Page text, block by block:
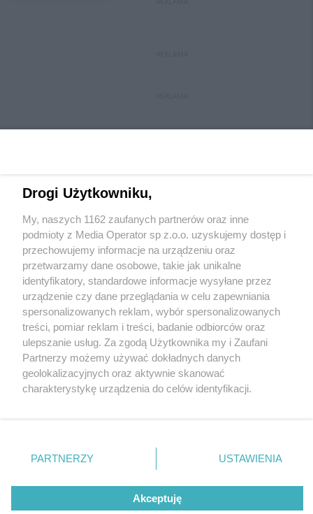
Wydawca mediówlokalnych
Nie zapomnij
zapoznać się z:
polityką prywatności regulamin korzystania z portali
Twojemiasto
Piekary Śląskie
Chorzów
Tarnowskie Góry
Gliwice
Skontakuj sięz nami
Kontakt
Wydawca
Redakcja
Drogi Użytkowniku,
My, naszych 1162 zaufanych partnerów oraz inne
podmioty z Media Operator sp z.o.o. uzyskujemy dostęp i
przechowujemy informacje na urządzeniu oraz
przetwarzamy dane osobowe, takie jak unikalne
identyfikatory, standardowe informacje wysyłane przez
urządzenie czy dane przeglądania w celu zapewniania
spersonalizowanych reklam, wybór spersonalizowanych
treści, pomiar reklam i treści, badanie odbiorców oraz
ulepszanie usług. Za zgodą Użytkownika my i Zaufani
Partnerzy możemy używać dokładnych danych
geolokalizacyjnych oraz aktywnie skanować
charakterystykę urządzenia do celów identyfikacji.
zmienić/wycofać klikając przycisk ustawień prywatności
znajdujący się w lewym dolnym rogu strony
rodzaje przetwarzania danych nie wymagają zgody
użytkownika, ale masz prawo sprzeciwić się takiemu
PARTNERZY USTAWIENIA
Akceptuję